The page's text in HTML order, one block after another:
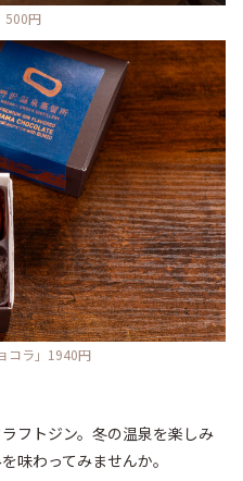
500円
コラ」1940円
フトジン。冬の温泉を楽しみ
味わってみませんか。